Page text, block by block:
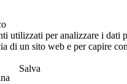
utilizzati per analizzare i dati
di un sito web e per capire
Salva